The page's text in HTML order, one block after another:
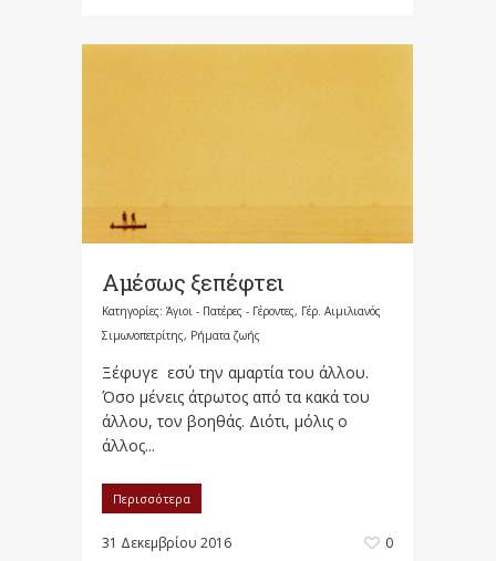
Αμέσως ξεπέφτει
Κατηγορίες: Άγιοι - Πατέρες - Γέροντες, Γέρ. Αιμιλιανός
Σιμωνοπετρίτης, Ρήματα ζωής
Ξέφυγε εσύ την αμαρτία του άλλου.
Όσο μένεις άτρωτος από τα κακά του
άλλου, τον βοηθάς. Διότι, μόλις ο
άλλος...
Περισσότερα
31 Δεκεμβρίου 2016 0